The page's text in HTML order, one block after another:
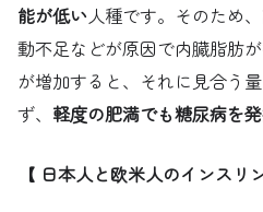
能が低い人種です。そのため
動不足などが原因で内臓脂肪
が増加すると、それに見合う
ず、 軽度の肥満でも糖尿病を
【 日本人と欧米人のインスリ